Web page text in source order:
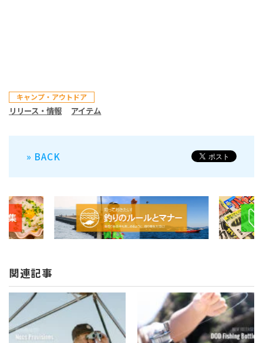
キャンプ・アウトドア
リリース・情報 アイテム
» BACK
関連記事